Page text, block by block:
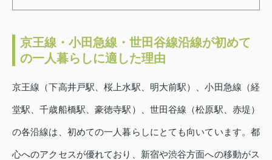
京王線・小田急線・世田谷線沿線が初めて
の一人暮らしに適した理由
京王線（下高井戸駅、桜上水駅、明大前駅）、小田急線（経
堂駅、千歳船橋駅、豪徳寺駅）、世田谷線（松原駅、赤堤）
の各沿線は、初めての一人暮らしにとても向いています。都
心へのアクセスが優れており、新宿や渋谷方面への移動がス